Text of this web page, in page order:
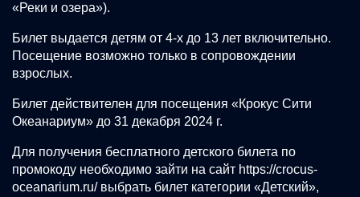
«Реки и озера»).
Билет выдается детям от 4-х до 13 лет включительно.
Посещение возможно только в сопровождении
взрослых.
Билет действителен для посещения «Крокус Сити
Океанариум» до 31 декабря 2024 г.
Для получения бесплатного детского билета по
промокоду необходимо зайти на сайт https://crocus-
oceanarium.ru/выбрать билет категории «Детский»,